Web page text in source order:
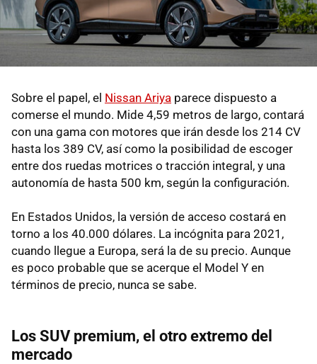
Sobre el papel, el Nissan Ariya parece dispuesto a
comerse el mundo. Mide 4,59 metros de largo, contará
con una gama con motores que irán desde los 214 CV
hasta los 389 CV, así como la posibilidad de escoger
entre dos ruedas motrices o tracción integral, y una
autonomía de hasta 500 km, según la configuración.
En Estados Unidos, la versión de acceso costará en
torno a los 40.000 dólares. La incógnita para 2021,
cuando llegue a Europa, será la de su precio. Aunque
es poco probable que se acerque el Model Y en
términos de precio, nunca se sabe.
Los SUV premium, el otro extremo del
mercado